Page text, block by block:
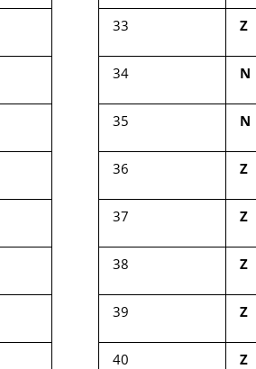
33 Z
34 N
35 N
36 Z
37 Z
38 Z
39 Z
40 Z